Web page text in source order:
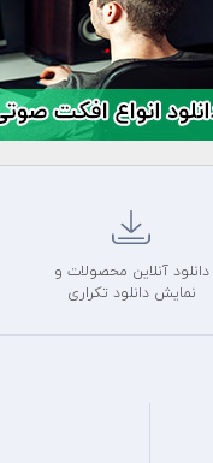
دانلود آنلاین محصولات و
نمایش دانلود تکراری